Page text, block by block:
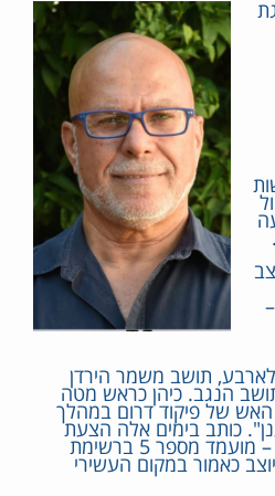
נשוי + 3 וסב לארבע, תושב משמר הירדן
הנגב. כיהן כראש מטה
האש של פיקוד דרום במהלך
כותב בימים אלה הצעת
מחקר לדוקטורט, ומהיום – מועמד מספר 5 ברשימת
כאמור במקום העשירי